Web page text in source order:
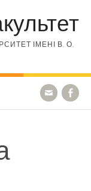
ІМЕНІ В. О.